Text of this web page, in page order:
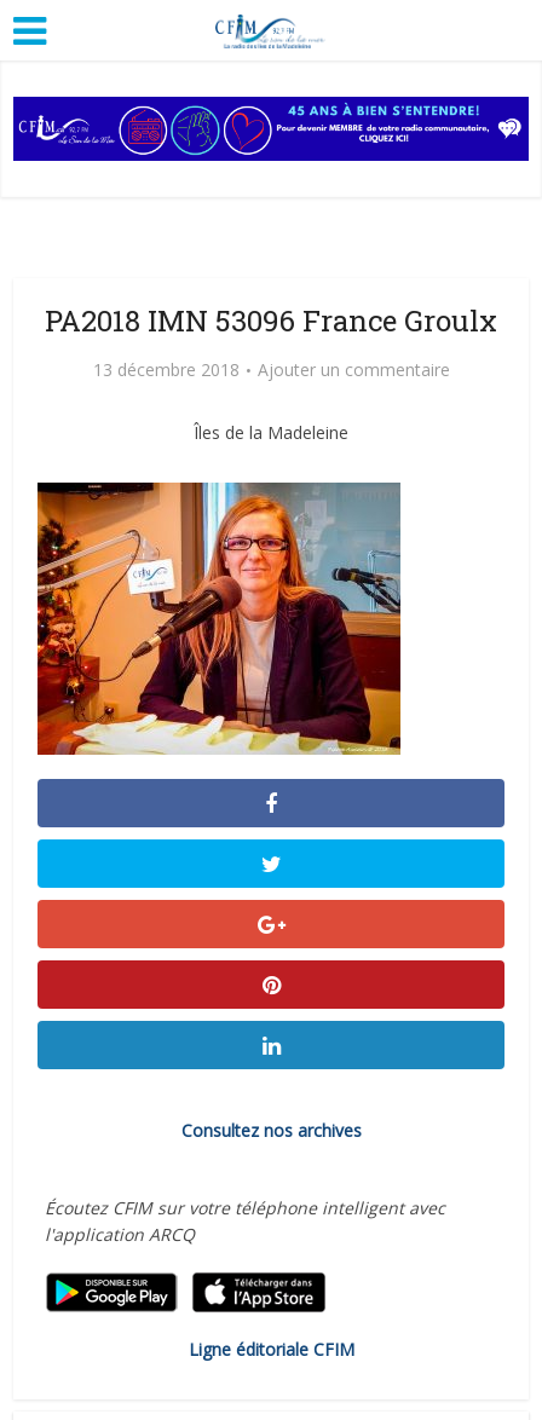
PA2018 IMN 53096 France Groulx
13 décembre 2018 Ajouter un commentaire
Îles de la Madeleine
Consultez nos archives
Écoutez CFIM sur votre téléphone intelligent avec
l'application ARCQ
Ligne éditoriale CFIM